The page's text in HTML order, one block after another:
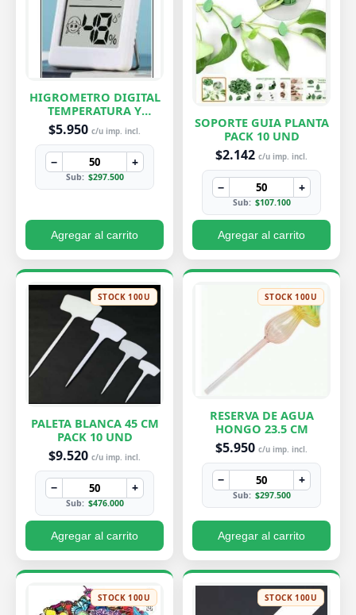
HIGROMETRO DIGITAL
TEMPERATURA Y
HUMEDAD
$5.950 c/u imp. incl.
− +
Sub: $297.500
Agregar al carrito
SOPORTE GUIA PLANTA
PACK 10 UND
$2.142 c/u imp. incl.
− +
Sub: $107.100
Agregar al carrito
STOCK 100U
PALETA BLANCA 45 CM
PACK 10 UND
$9.520 c/u imp. incl.
− +
Sub: $476.000
Agregar al carrito
STOCK 100U
RESERVA DE AGUA
HONGO 23.5 CM
$5.950 c/u imp. incl.
− +
Sub: $297.500
Agregar al carrito
STOCK 100U STOCK 100U